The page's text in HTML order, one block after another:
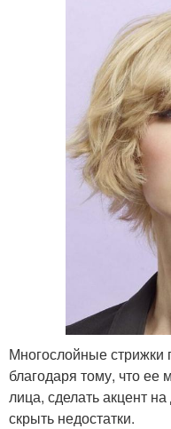
Многослойные стрижки
благодаря тому, что
лица, сделать акцент
скрыть недостатки.